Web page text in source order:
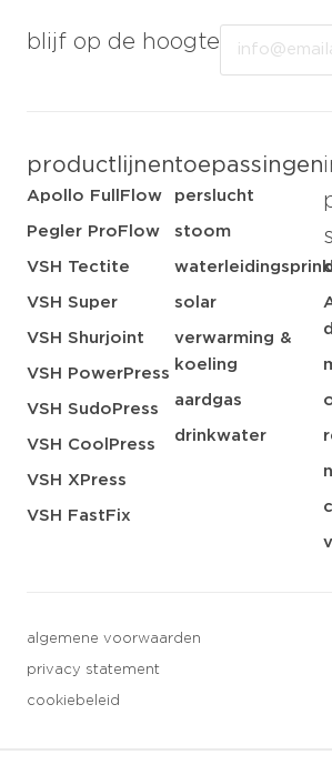
blijf op de hoogte
productlijnen
Apollo FullFlow
Pegler ProFlow
VSH Tectite
VSH Super
VSH Shurjoint
VSH PowerPress
VSH SudoPress
VSH CoolPress
VSH XPress
VSH FastFix
toepassingen
perslucht
stoom
solar
verwarming &
koeling
aardgas
drinkwater
algemene voorwaarden
privacy statement
cookiebeleid